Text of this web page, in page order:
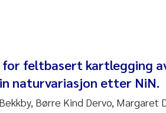
Medyan Esam Ghareeb
Froukje Maria Platjouw
for feltbasert kartlegging
naturvariasjon etter NiN.
Børre Kind Dervo, Margaret